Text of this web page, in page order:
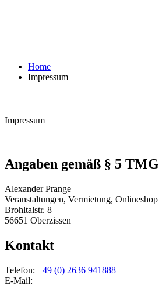
Home
Impressum
Impressum
Angaben gemäß § 5 TMG
Alexander Prange
Veranstaltungen, Vermietung, Onlineshop
Brohltalstr. 8
56651 Oberzissen
Kontakt
Telefon: +49 (0) 2636 941888
E-Mail: